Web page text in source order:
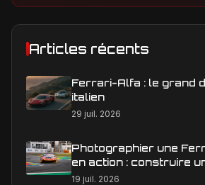
Articles récents
Ferrari-Alfa : le grand
italien
29 juil. 2026
Photographier une
en action : construire
éditoriale qui raconte la
19 juil. 2026